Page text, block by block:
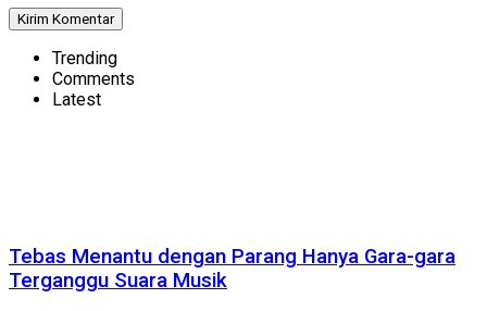
Trending
Comments
Latest
Tebas Menantu dengan Parang Hanya Gara-gara
Terganggu Suara Musik